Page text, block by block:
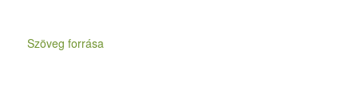
Szöveg forrása